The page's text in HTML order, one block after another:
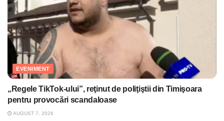
EVENIMENT
„Regele TikTok-ului”, reţinut de poliţiştii din Timişoara
pentru provocări scandaloase
AUGUST 7, 2026